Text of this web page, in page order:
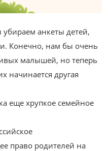
анкеты детей,
Конечно, нам бы очень
малышей, но теперь
начинается другая
еще хрупкое семейное
право родителей на